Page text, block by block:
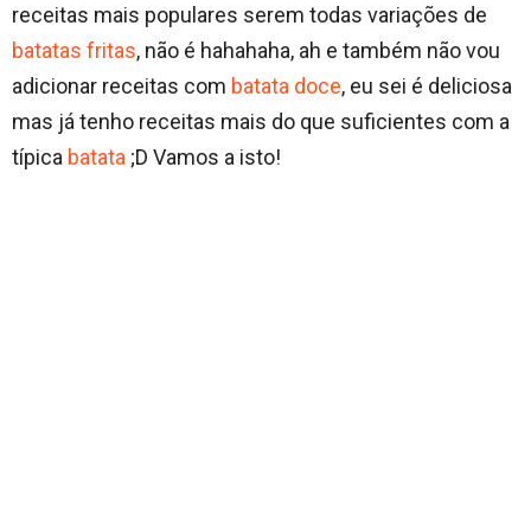
receitas mais populares serem todas variações de
batatas fritas, não é hahahaha, ah e também não vou
adicionar receitas com batata doce, eu sei é deliciosa
mas já tenho receitas mais do que suficientes com a
típica batata ;D Vamos a isto!